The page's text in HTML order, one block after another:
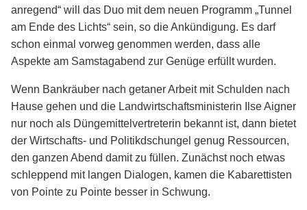
anregend“ will das Duo mit dem neuen Programm „Tunnel
am Ende des Lichts“ sein, so die Ankündigung. Es darf
schon einmal vorweg genommen werden, dass alle
Aspekte am Samstagabend zur Genüge erfüllt wurden.
Wenn Bankräuber nach getaner Arbeit mit Schulden nach
Hause gehen und die Landwirtschaftsministerin Ilse Aigner
nur noch als Düngemittelvertreterin bekannt ist, dann bietet
der Wirtschafts- und Politikdschungel genug Ressourcen,
den ganzen Abend damit zu füllen. Zunächst noch etwas
schleppend mit langen Dialogen, kamen die Kabarettisten
von Pointe zu Pointe besser in Schwung.